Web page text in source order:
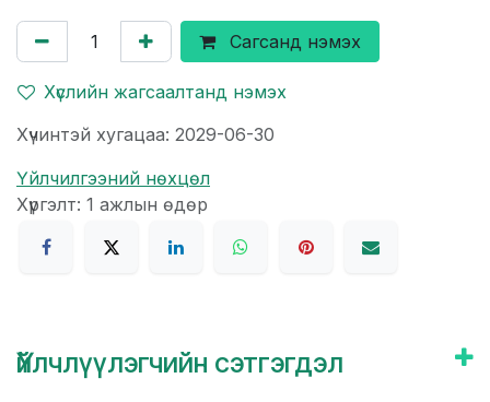
Сагсанд нэмэх
Хүслийн жагсаалтанд нэмэх
Хүчинтэй хугацаа: 2029-06-30
Үйлчилгээний нөхцөл
Хүргэлт: 1 ажлын өдөр
Үйлчлүүлэгчийн сэтгэгдэл